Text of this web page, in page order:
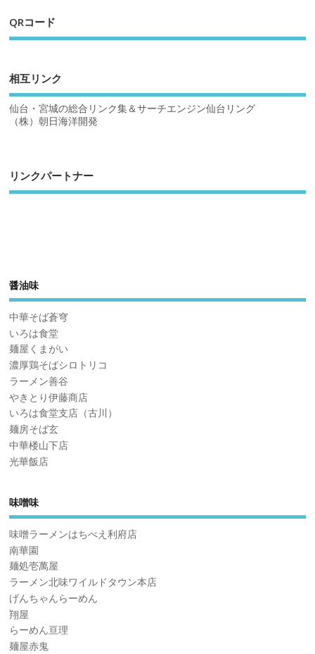
QRコード
相互リンク
仙台・宮城の総合リンク集＆サーチエンジン仙台リング
（株）朝日海洋開発
リンクパートナー
醤油味
中華そば蒼穹
いろは食堂
麺屋くまがい
濃厚鶏そばシロトリコ
ラーメン善谷
やきとり伊藤商店
いろは食堂支店（古川）
麺房そば玄
中華楼山下店
光華飯店
味噌味
味噌ラーメンはちべえ利府店
南華園
麺処壱萬屋
ラーメン北味ワイルドタウン本店
げんちゃんらーめん
翔屋
らーめん亘理
麺屋赤鬼